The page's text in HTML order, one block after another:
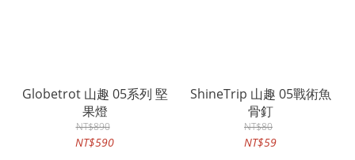
Globetrot 山趣 05系列 堅
果燈
NT$890
NT$590
ShineTrip 山趣 05戰術魚
骨釘
NT$80
NT$59